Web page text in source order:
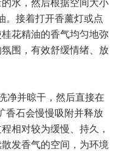
。接着打开香薰灯或点
花精油的香气均匀地弥
围，有效舒缓情绪、放
净并晾干，然后直接在
香石会慢慢吸附并释放
相对较为缓慢、持久，
发香气的空间，为环境